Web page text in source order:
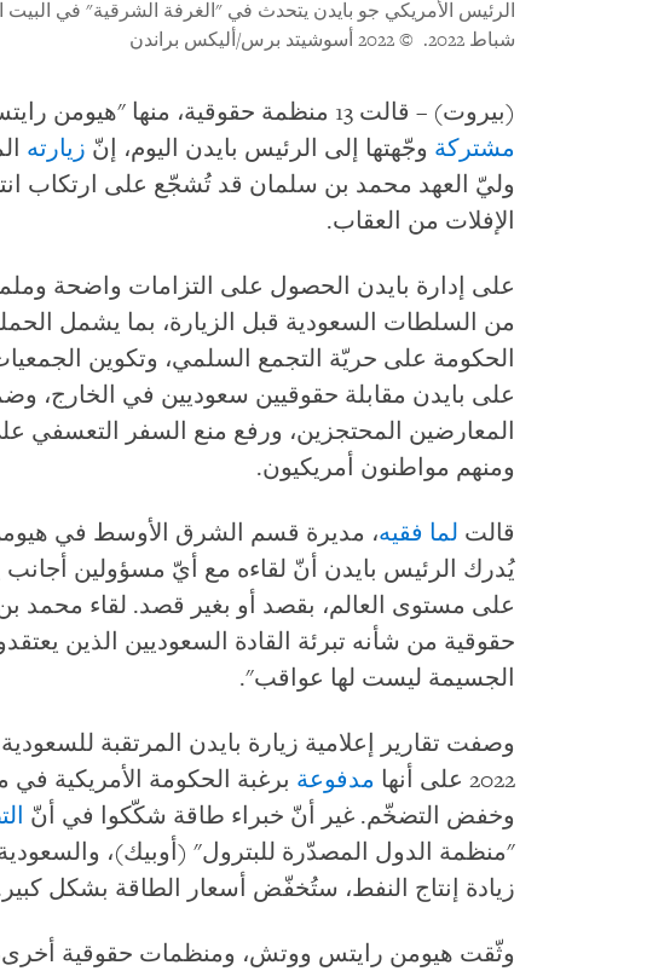
شباط 2022.
© 2022 أسوشيتد برس/أليكس براندن
(بيروت) – قالت 13 منظمة حقوقية، منها "هيومن رايتس ووتش"، في
مشتركة وجّهتها إلى الرئيس بايدن اليوم، إنّ زيارته
وليّ العهد محمد بن سلمان قد تُشجّع على ارتكاب
الإفلات من العقاب.
على إدارة بايدن الحصول على التزامات واضحة
من السلطات السعودية قبل الزيارة، بما يشمل
الحكومة على حريّة التجمع السلمي، وتكوين
على بايدن مقابلة حقوقيين سعوديين في الخارج،
المعارضين المحتجزين، ورفع منع السفر التعسفي
ومنهم مواطنون أمريكيون.
قالت لما فقيه، مديرة قسم الشرق الأوسط في
يُدرك الرئيس بايدن أنّ لقاءه مع أيّ مسؤولين
على مستوى العالم، بقصد أو بغير قصد. لقاء محمد
حقوقية من شأنه تبرئة القادة السعوديين الذين
الجسيمة ليست لها عواقب".
وصفت تقارير إعلامية زيارة بايدن المرتقبة
2022 على أنها
مدفوعة برغبة الحكومة الأمريكية في
وخفض التضخّم. غير أنّ خبراء طاقة شكّكوا في أنّ
"منظمة الدول المصدّرة للبترول" (أوبيك)،
زيادة إنتاج النفط، ستُخفّض أسعار الطاقة بشكل
وثّقت هيومن رايتس ووتش، ومنظمات حقوقية